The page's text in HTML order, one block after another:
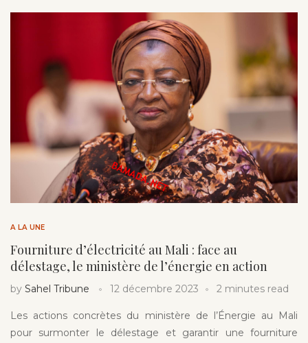
A LA UNE
Fourniture d’électricité au Mali : face au
délestage, le ministère de l’énergie en action
by Sahel Tribune 12 décembre 2023 2 minutes read
Les actions concrètes du ministère de l’Énergie au Mali
pour surmonter le délestage et garantir une fourniture